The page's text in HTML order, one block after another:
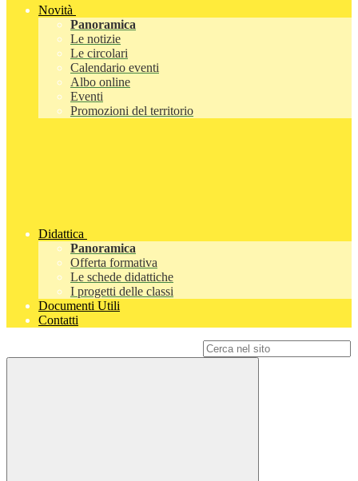
Novità
Panoramica
Le notizie
Le circolari
Calendario eventi
Albo online
Eventi
Promozioni del territorio
Didattica
Panoramica
Offerta formativa
Le schede didattiche
I progetti delle classi
Documenti Utili
Contatti